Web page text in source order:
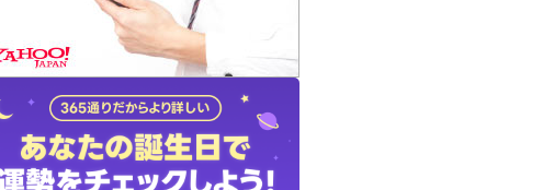
の流れ
すめの占い師
ある質問